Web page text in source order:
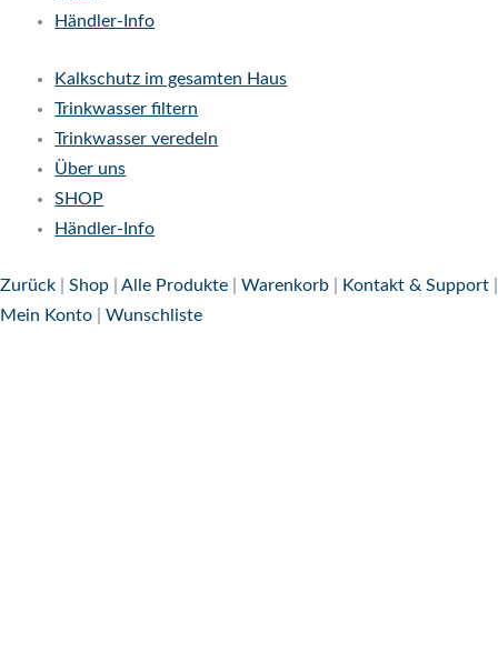
Händler-Info
Kalkschutz im gesamten Haus
Trinkwasser filtern
Trinkwasser veredeln
Über uns
SHOP
Händler-Info
Zurück Shop Alle Produkte Warenkorb Kontakt & Support
Mein Konto
Wunschliste